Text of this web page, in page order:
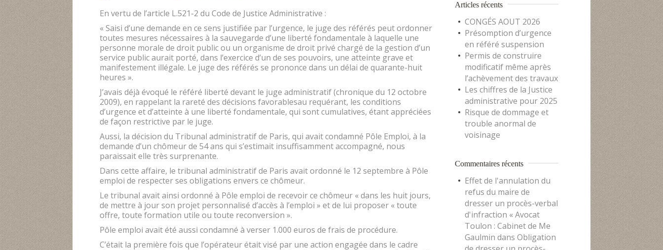
En vertu de l’article L.521-2 du Code de Justice Administrative :
« Saisi d’une demande en ce sens justifiée par l’urgence, le juge des référés peut ordonner
toutes mesures nécessaires à la sauvegarde d’une liberté fondamentale à laquelle une
personne morale de droit public ou un organisme de droit privé chargé de la gestion d’un
service public aurait porté, dans l’exercice d’un de ses pouvoirs, une atteinte grave et
manifestement illégale. Le juge des référés se prononce dans un délai de quarante-huit
heures ».
J’avais déjà évoqué le référé liberté devant le juge administratif (chronique du 12 octobre
2009), en rappelant la rareté des décisions favorablesau requérant, les conditions
d’urgence et d’atteinte à une liberté fondamentale, qui sont cumulatives, étant appréciées
de façon restrictive par le juge.
Aussi, la décision du Tribunal administratif de Paris, qui avait condamné Pôle Emploi, à la
demande d’un chômeur de 54 ans qui s’estimait insuffisamment accompagné, nous
paraissait elle très surprenante.
Dans cette affaire, le tribunal administratif de Paris avait ordonné le 12 septembre à Pôle
emploi de respecter ses obligations envers ce chômeur.
Le tribunal avait ainsi ordonné à Pôle emploi de recevoir ce chômeur « dans les huit jours,
de mettre à jour son projet personnalisé d’accès à l’emploi » et de lui proposer « toute
offre, toute formation utile ou toute reconversion ».
Pôle emploi avait été aussi condamné à verser 1.000 euros de frais de procédure.
C’était la première fois que l’opérateur était visé par une action engagée dans le cadre
Articles récents
CONGÉS AOUT 2026
Présomption d’urgence
en référé suspension
Permis de construire
modificatif même après
l’achèvement des travaux
Les chiffres de la Justice
administrative pour 2025
Risque de dommage et
trouble anormal de
voisinage
Commentaires récents
Effet de l'annulation du
refus du maire de
dresser un procès-verbal
d'infraction « Avocat
Toulon : Cabinet de Me
Gaulmin dans Obligation